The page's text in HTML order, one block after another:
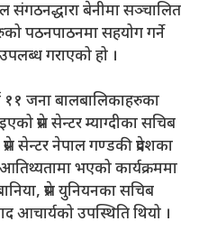
संगठनद्धारा बेनीमा सञ्चालित
पठनपाठनमा सहयोग गर्ने
गराएको हो ।
जना बालबालिकाहरुका
प्रेस सेन्टर म्याग्दीका सचिब
सेन्टर नेपाल गण्डकी प्रदेशका
भएको कार्यक्रममा
बानिया, प्रेस युनियनका सचिब
आचार्यको उपस्थिति थियो ।